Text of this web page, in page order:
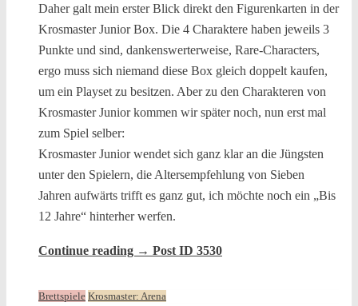
Daher galt mein erster Blick direkt den Figurenkarten in der
Krosmaster Junior Box. Die 4 Charaktere haben jeweils 3
Punkte und sind, dankenswerterweise, Rare-Characters,
ergo muss sich niemand diese Box gleich doppelt kaufen,
um ein Playset zu besitzen. Aber zu den Charakteren von
Krosmaster Junior kommen wir später noch, nun erst mal
zum Spiel selber:
Krosmaster Junior wendet sich ganz klar an die Jüngsten
unter den Spielern, die Altersempfehlung von Sieben
Jahren aufwärts trifft es ganz gut, ich möchte noch ein „Bis
12 Jahre“ hinterher werfen.
Continue reading → Post ID 3530
Brettspiele Krosmaster: Arena